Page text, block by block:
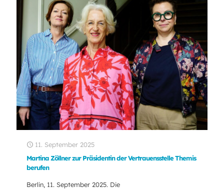
11. September 2025
Martina Zöllner zur Präsidentin der Vertrauensstelle Themis
berufen
Berlin, 11. September 2025. Die